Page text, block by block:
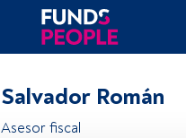
Salvador Román
Asesor fiscal